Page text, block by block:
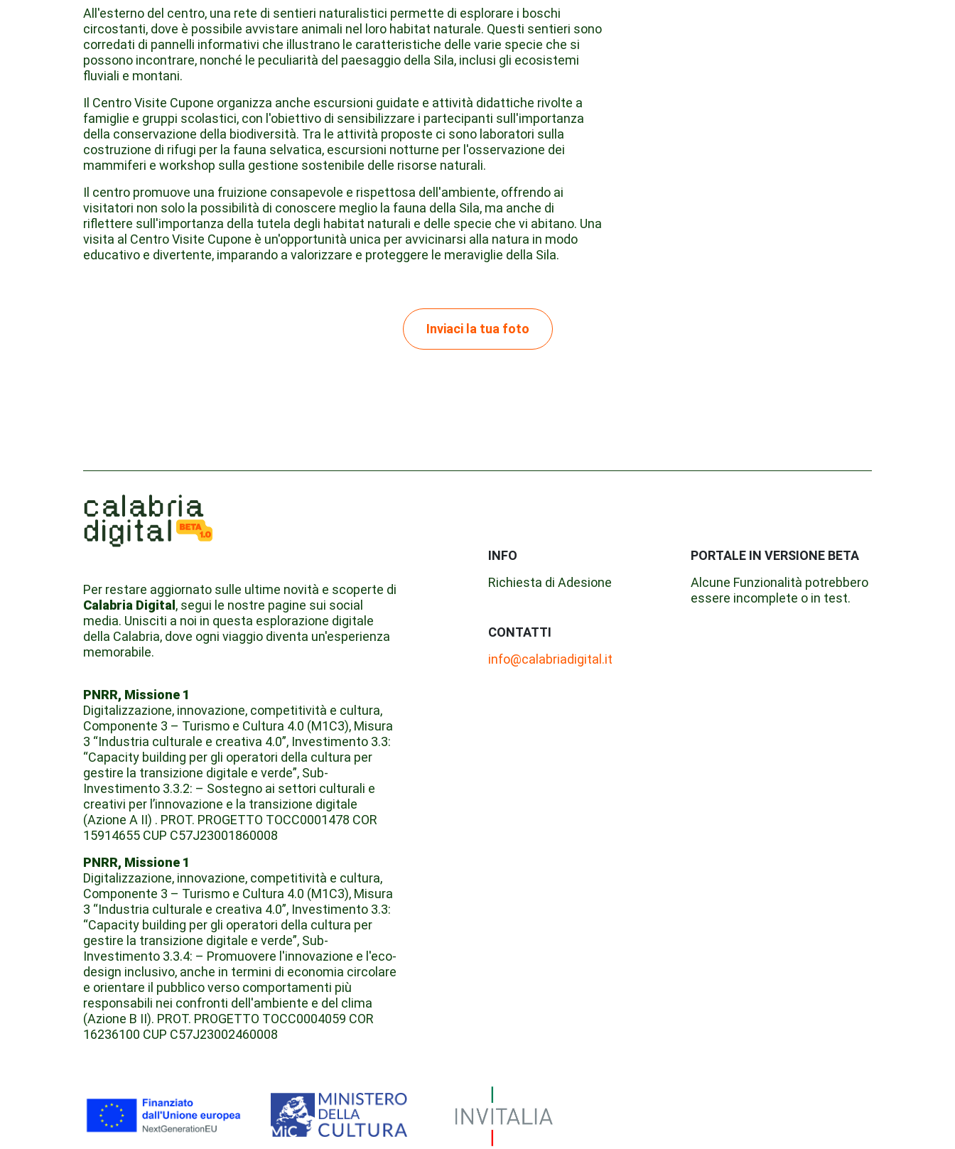
All'esterno del centro, una rete di sentieri naturalistici permette di esplorare i boschi
circostanti, dove è possibile avvistare animali nel loro habitat naturale. Questi sentieri sono
corredati di pannelli informativi che illustrano le caratteristiche delle varie specie che si
possono incontrare, nonché le peculiarità del paesaggio della Sila, inclusi gli ecosistemi
fluviali e montani.
Il Centro Visite Cupone organizza anche escursioni guidate e attività didattiche rivolte a
famiglie e gruppi scolastici, con l'obiettivo di sensibilizzare i partecipanti sull'importanza
della conservazione della biodiversità. Tra le attività proposte ci sono laboratori sulla
costruzione di rifugi per la fauna selvatica, escursioni notturne per l'osservazione dei
mammiferi e workshop sulla gestione sostenibile delle risorse naturali.
Il centro promuove una fruizione consapevole e rispettosa dell'ambiente, offrendo ai
visitatori non solo la possibilità di conoscere meglio la fauna della Sila, ma anche di
riflettere sull'importanza della tutela degli habitat naturali e delle specie che vi abitano. Una
visita al Centro Visite Cupone è un'opportunità unica per avvicinarsi alla natura in modo
educativo e divertente, imparando a valorizzare e proteggere le meraviglie della Sila.
Inviaci la tua foto
Per restare aggiornato sulle ultime novità e scoperte di
Calabria Digital , segui le nostre pagine sui social
media. Unisciti a noi in questa esplorazione digitale
della Calabria, dove ogni viaggio diventa un'esperienza
memorabile.
PNRR, Missione 1
Digitalizzazione, innovazione, competitività e cultura,
Componente 3 – Turismo e Cultura 4.0 (M1C3), Misura
3 “Industria culturale e creativa 4.0”, Investimento 3.3:
“Capacity building per gli operatori della cultura per
gestire la transizione digitale e verde”, Sub-
Investimento 3.3.2: – Sostegno ai settori culturali e
creativi per l’innovazione e la transizione digitale
(Azione A II) . PROT. PROGETTO TOCC0001478 COR
15914655 CUP C57J23001860008
PNRR, Missione 1
Digitalizzazione, innovazione, competitività e cultura,
Componente 3 – Turismo e Cultura 4.0 (M1C3), Misura
3 “Industria culturale e creativa 4.0”, Investimento 3.3:
“Capacity building per gli operatori della cultura per
gestire la transizione digitale e verde”, Sub-
Investimento 3.3.4: – Promuovere l'innovazione e l'eco-
design inclusivo, anche in termini di economia circolare
e orientare il pubblico verso comportamenti più
responsabili nei confronti dell'ambiente e del clima
(Azione B II). PROT. PROGETTO TOCC0004059 COR
16236100 CUP C57J23002460008
INFO
Richiesta di Adesione
CONTATTI
info@calabriadigital.it
PORTALE IN VERSIONE BETA
Alcune Funzionalità potrebbero
essere incomplete o in test.